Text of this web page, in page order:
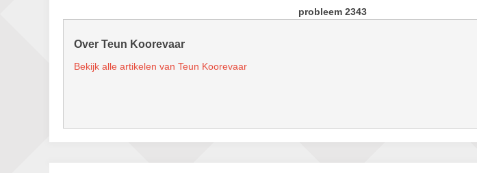
probleem 2343
Over Teun Koorevaar
Bekijk alle artikelen van Teun Koorevaar